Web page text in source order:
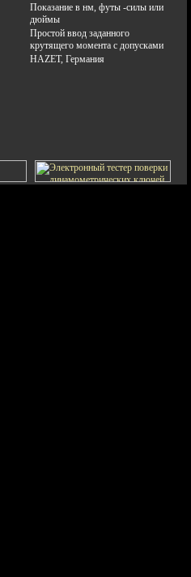
Показание в нм, футы -силы или
дюймы
Простой ввод заданного
крутящего момента с допусками
HAZET, Германия